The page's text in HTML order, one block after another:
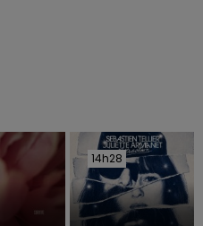
14h28
14h28